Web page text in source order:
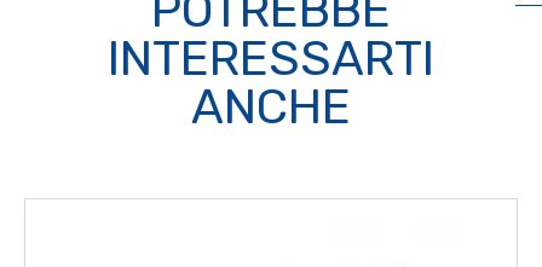
INTERESSARTI
ANCHE